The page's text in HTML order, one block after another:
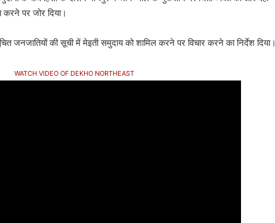
करने पर जोर दिया।
जनजातियों की सूची में मेइती समुदाय को शामिल करने पर विचार करने का निर्देश दिया।
WATCH VIDEO OF DEKHO NORTHEAST